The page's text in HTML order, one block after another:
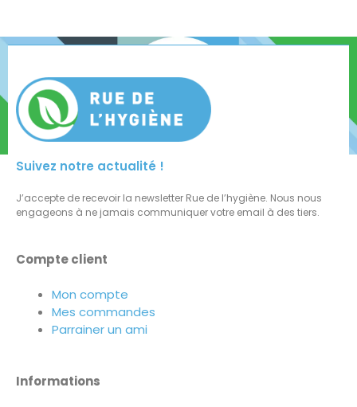
Suivez notre actualité !
J’accepte de recevoir la newsletter Rue de l’hygiène. Nous nous
engageons à ne jamais communiquer votre email à des tiers.
Compte client
Mon compte
Mes commandes
Parrainer un ami
Informations